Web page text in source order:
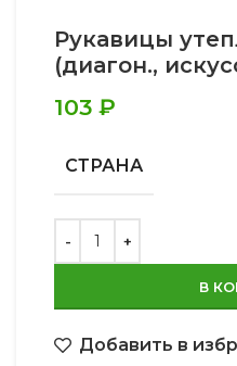
Рукавицы
(диагон.,
103 ₽
СТРАНА
В
Добавить в